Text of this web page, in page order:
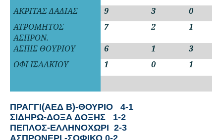
ΑΚΡΙΤΑΣ ΔΑΔΙΑΣ
9 3 0
ΑΤΡΟΜΗΤΟΣ
ΑΣΠΡΟΝ.
7 2 1
ΑΣΠΙΣ ΘΟΥΡΙΟΥ
6 1 3
ΟΦΙ ΙΣΑΑΚΙΟΥ
1 0 1
ΠΡΑΓΓΙ(ΑΕΔ Β)-ΘΟΥΡΙΟ
4-1
ΣΙΔΗΡΩ-ΔΟΞΑ ΔΟΞΗΣ 1-2
ΠΕΠΛΟΣ-ΕΛΛΗΝΟΧΩΡΙ 2-3
ΑΣΠΡΟΝΕΡΙ -ΣΟΦΙΚΟ 0-2